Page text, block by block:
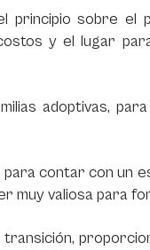
sobre el
y el lugar
adoptivas,
contar con un
valiosa para